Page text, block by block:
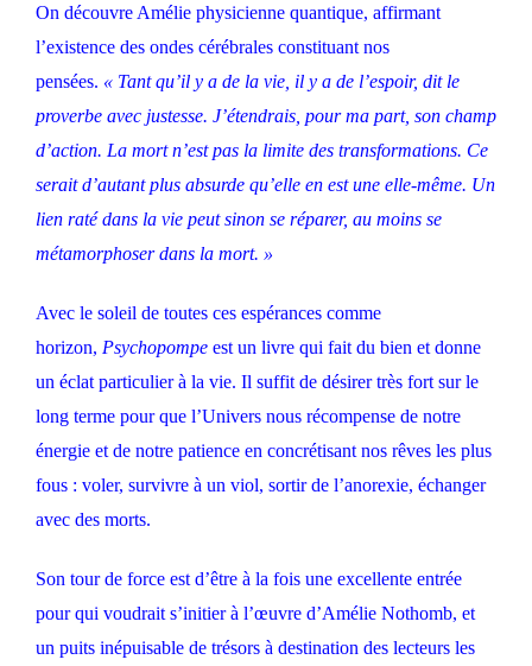
On découvre Amélie physicienne quantique, affirmant
l’existence des ondes cérébrales constituant nos
pensées. « Tant qu’il y a de la vie, il y a de l’espoir, dit le
proverbe avec justesse. J’étendrais, pour ma part, son champ
d’action. La mort n’est pas la limite des transformations. Ce
serait d’autant plus absurde qu’elle en est une elle-même. Un
lien raté dans la vie peut sinon se réparer, au moins se
métamorphoser dans la mort. »
Avec le soleil de toutes ces espérances comme
horizon, Psychopompe est un livre qui fait du bien et donne
un éclat particulier à la vie. Il suffit de désirer très fort sur le
long terme pour que l’Univers nous récompense de notre
énergie et de notre patience en concrétisant nos rêves les plus
fous : voler, survivre à un viol, sortir de l’anorexie, échanger
avec des morts.
Son tour de force est d’être à la fois une excellente entrée
pour qui voudrait s’initier à l’œuvre d’Amélie Nothomb, et
un puits inépuisable de trésors à destination des lecteurs les